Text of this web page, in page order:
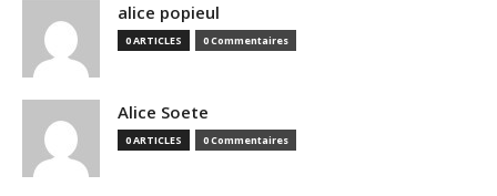
alice popieul
0 ARTICLES 0 Commentaires
Alice Soete
0 ARTICLES 0 Commentaires